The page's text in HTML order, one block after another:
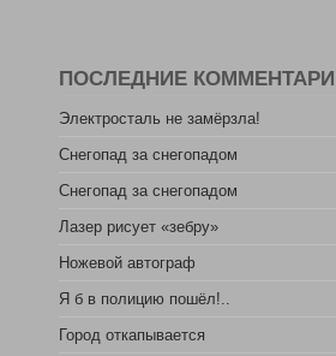
ПОСЛЕДНИЕ
Электросталь не замёрзла!
Снегопад за снегопадом
Снегопад за снегопадом
Лазер рисует «зебру»
Ножевой автограф
Я б в полицию пошёл!..
Город откапывается